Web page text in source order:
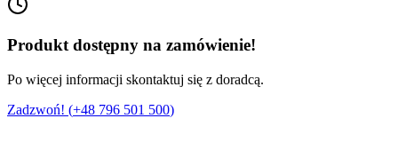
Produkt dostępny na zamówienie!
Po więcej informacji skontaktuj się z doradcą.
Zadzwoń! (+48 796 501 500)